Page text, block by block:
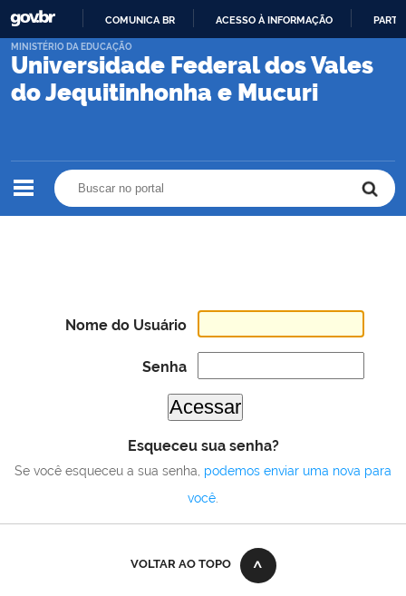
PARA
CONTEÚDO
COMUNICA BR ACESSO À INFORMAÇÃO
Universidade Federal dos Vales
do Jequitinhonha e Mucuri
MINISTÉRIO DA EDUCAÇÃO
Nome do Usuário
Senha
Esqueceu sua senha?
Se você esqueceu a sua senha, podemos enviar uma nova para
você
VOLTAR AO TOPO